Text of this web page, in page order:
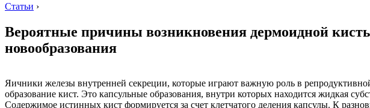
Статьи ›
Вероятные причины возникновения дермоидной
новообразования
Яичники железы внутренней секреции, которые играют важную роль в
образование кист. Это капсульные образования, внутри которых находится жидкая
Содержимое истинных кист формируется за счет клетчатого деления капсулы. К